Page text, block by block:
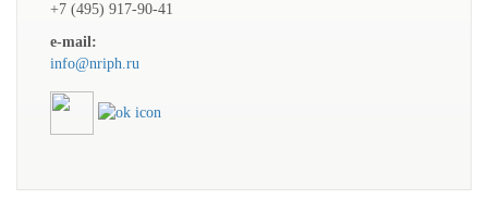
+7 (495) 917-90-41
e-mail:
info@nriph.ru